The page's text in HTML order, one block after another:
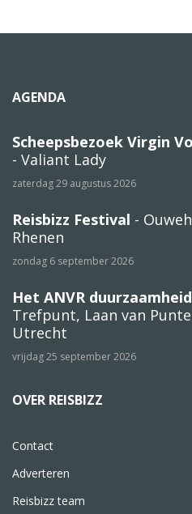
AGENDA
Scheepsbezoek Virgin
- Valiant Lady
zaterdag 29 augustus 2026
Reisbizz Festival -
Rhenen
zondag 6 september 2026
Het ANVR
Trefpunt, Laan van
Utrecht
vrijdag 25 september 2026
OVER REISBIZZ
Contact
Adverteren
Reisbizz team